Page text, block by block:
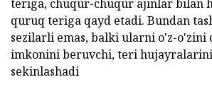
teriga, chuqur-chuqur ajinlar bilan
quruq teriga qayd etadi. Bundan
sezilarli emas, balki ularni o'z-o'zini
imkonini beruvchi, teri
sekinlashadi